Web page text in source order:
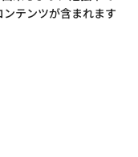
テンツが含まれます